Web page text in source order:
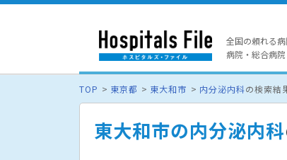
全国の頼れる
病院・総合病
TOP 東京都 東大和市 内分泌内科の検索結
東大和市の内分泌内科